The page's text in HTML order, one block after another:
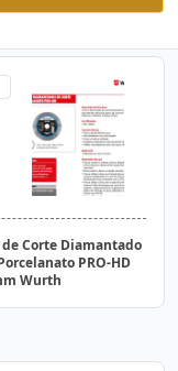
25,4 mm Wurth
de Corte Diamantado
PRO-HD
Wurth